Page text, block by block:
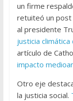
un firme
retuiteó un post
al presidente
justicia climática
artículo de
impacto
Otro eje
la justicia social.